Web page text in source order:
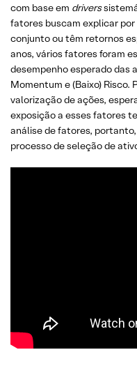
com base em drivers
fatores buscam explicar
conjunto ou têm retornos
anos, vários fatores foram
desempenho esperado das
Momentum e (Baixo) Risco.
valorização de ações,
exposição a esses fatores
análise de fatores,
processo de seleção de